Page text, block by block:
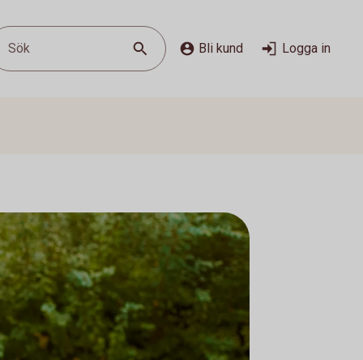
Sök Bli kund Logga in